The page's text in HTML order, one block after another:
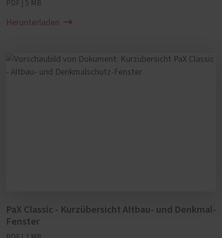
PDF | 5 MB
Herunterladen
PaX Classic - Kurzübersicht Altbau- und Denkmal-
Fenster